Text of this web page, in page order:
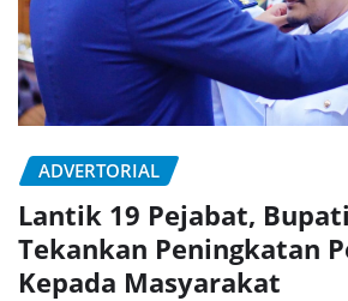
ADVERTORIAL
Lantik 19 Pejabat,
Tekankan Peningkatan
Kepada Masyarakat